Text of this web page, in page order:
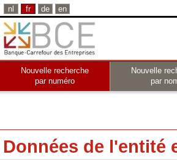
nl fr de en
Nouvelle recherche
par numéro
Nouvelle
par
Données de l'entité